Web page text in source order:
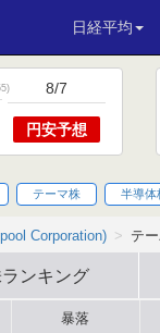
日経平均
) 8/7
円安予想
テーマ株 半導体
Corporation) テ
ランキング
暴落